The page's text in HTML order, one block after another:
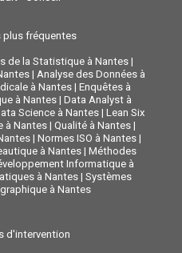
plus fréquentes
de la Statistique à Nantes|
| Analyse des Données à
à Nantes | Enquêtes à
à Nantes| Data Analyst à
Science à Nantes| Lean Six
à Nantes| Qualité à Nantes|
| Normes ISO à Nantes |
à Nantes| Méthodes
Informatique à
à Nantes| Systèmes
à Nantes
d'intervention